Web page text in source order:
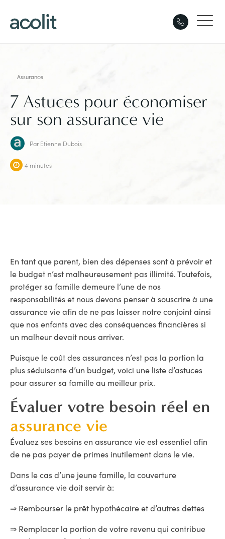
Assurance
7 Astuces pour économiser
sur son assurance vie
ParEtienne Dubois
4 minutes
En tant que parent, bien des dépenses sont à prévoir et
le budget n’est malheureusement pas illimité. Toutefois,
protéger sa famille demeure l’une de nos
responsabilités et nous devons penser à souscrire à une
assurance vie afin de ne pas laisser notre conjoint ainsi
que nos enfants avec des conséquences financières si
un malheur devait nous arriver.
Puisque le coût des assurances n’est pas la portion la
plus séduisante d’un budget, voici une liste d’astuces
pour assurer sa famille au meilleur prix.
Évaluer votre besoin réel en
assurance vie
Évaluez ses besoins en assurance vie est essentiel afin
de ne pas payer de primes inutilement dans le vie.
Dans le cas d’une jeune famille, la couverture
d’assurance vie doit servir à:
⇒ Rembourser le prêt hypothécaire et d’autres dettes
⇒ Remplacer la portion de votre revenu qui contribue